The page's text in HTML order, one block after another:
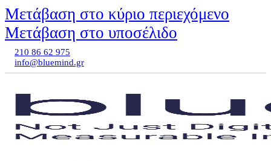
Μετάβαση στο κύριο περιεχόμενο
Μετάβαση στο υποσέλιδο
210 86 62 975
info@bluemind.gr